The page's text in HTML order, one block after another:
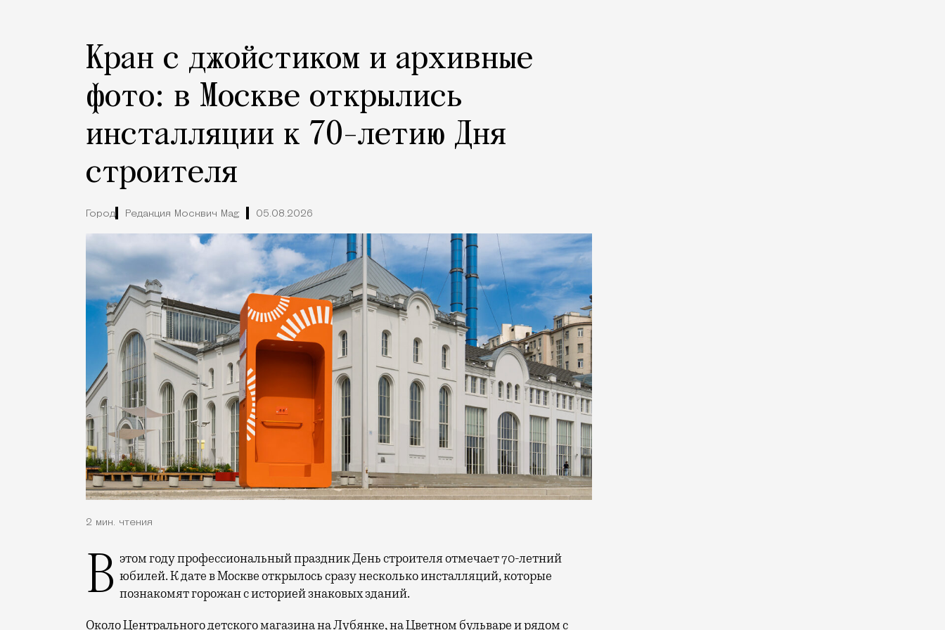
Кран с джойстиком и архивные
фото: в Москве открылись
инсталляции к 70-летию Дня
строителя
Город Редакция Москвич Mag 05.08.2026
2 мин. чтения
В этом году профессиональный праздник День строителя отмечает 70-летний юбилей. К дате в Москве открылось сразу несколько инсталляций, которые
познакомят горожан с историей знаковых зданий.
Около Центрального детского магазина на Лубянке, на Цветном бульваре и рядом с